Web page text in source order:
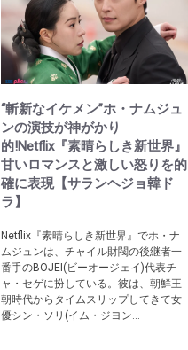
“斬新なイケメン”ホ・ナムジュ
ンの演技が神がかり
的!Netflix『素晴らしき新世界』
甘いロマンスと激しい怒りを的
確に表現【サランヘジョ韓ド
ラ】
Netflix『素晴らしき新世界』でホ・ナ
ムジュンは、チャイル財閥の後継者一
番手のBOJEI(ビーオージェイ)代表チ
ャ・セゲに扮している。彼は、朝鮮王
朝時代からタイムスリップしてきて女
優シン・ソリ(イム・ジヨン...